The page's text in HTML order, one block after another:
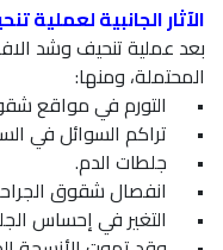
الآثار الجانبية لعملية
بعد عملية تنحيف وشد
المحتملة، ومنها:
•
التورم في مواقع
•
تراكم السوائل في
•
جلطات الدم.
•
انفصال شقوق
•
التغير في إحساس